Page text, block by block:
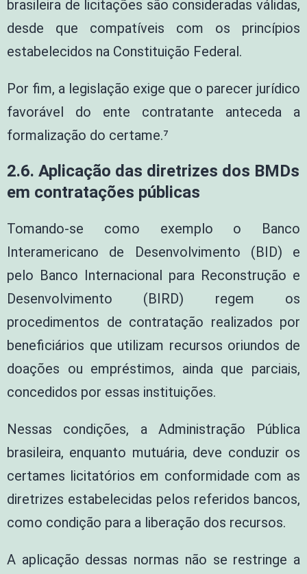
brasileira de licitações são consideradas válidas,
desde que compatíveis com os princípios
estabelecidos na Constituição Federal.
Por fim, a legislação exige que o parecer jurídico
favorável do ente contratante anteceda a
formalização do certame.⁷
2.6. Aplicação das diretrizes dos BMDs
em contratações públicas
Tomando-se como exemplo o Banco
Interamericano de Desenvolvimento (BID) e
pelo Banco Internacional para Reconstrução e
Desenvolvimento (BIRD) regem os
procedimentos de contratação realizados por
beneficiários que utilizam recursos oriundos de
doações ou empréstimos, ainda que parciais,
concedidos por essas instituições.
Nessas condições, a Administração Pública
brasileira, enquanto mutuária, deve conduzir os
certames licitatórios em conformidade com as
diretrizes estabelecidas pelos referidos bancos,
como condição para a liberação dos recursos.
A aplicação dessas normas não se restringe a